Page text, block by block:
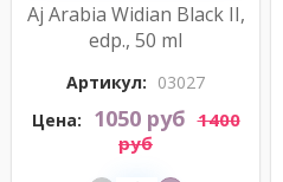
Aj Arabia Widian Black II,
edp., 50 ml
Артикул: 03027
Цена:
1050 руб 1400
руб